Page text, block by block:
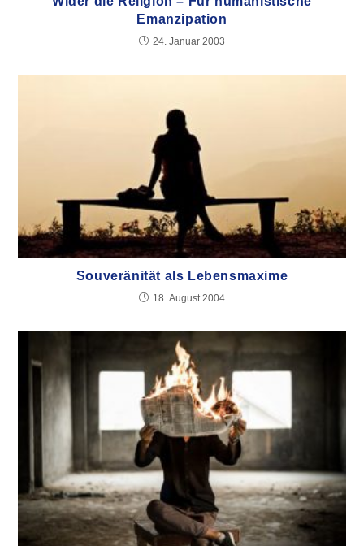
Emanzipation
24. Januar 2003
Souveränität als Lebensmaxime
18. August 2004